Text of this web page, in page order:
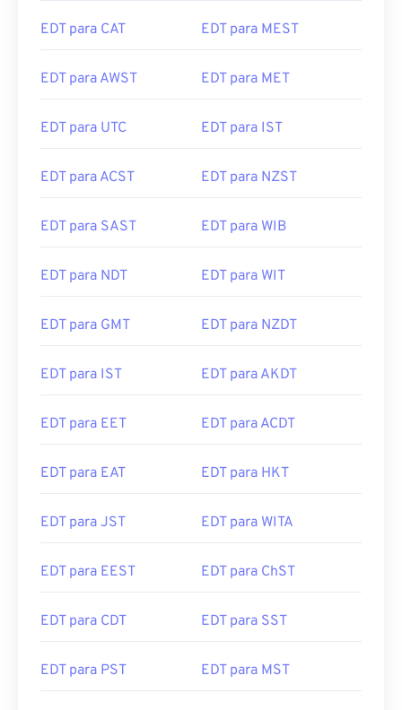
EDT para CAT EDT para MEST
EDT para AWST EDT para MET
EDT para UTC EDT para IST
EDT para ACST EDT para NZST
EDT para SAST EDT para WIB
EDT para NDT EDT para WIT
EDT para GMT EDT para NZDT
EDT para IST EDT para AKDT
EDT para EET EDT para ACDT
EDT para EAT EDT para HKT
EDT para JST EDT para WITA
EDT para EEST EDT para ChST
EDT para CDT EDT para SST
EDT para PST EDT para MST